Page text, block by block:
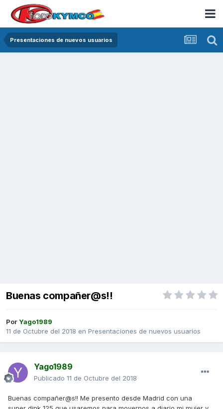
Presentaciones de nuevos usuarios
Buenas compañer@s!!
PorYago1989
11 de Octubre del 2018 en Presentaciones de nuevos usuarios
Yago1989
Publicado 11 de Octubre del 2018
Buenas compañer@s!! Me presento desde Madrid con una